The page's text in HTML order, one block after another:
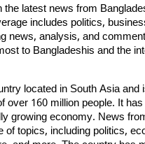
the latest news from
includes politics,
news, analysis, and
to Bangladeshis and the
located in South Asia and
over 160 million people. It
growing economy. News
of topics, including politics,